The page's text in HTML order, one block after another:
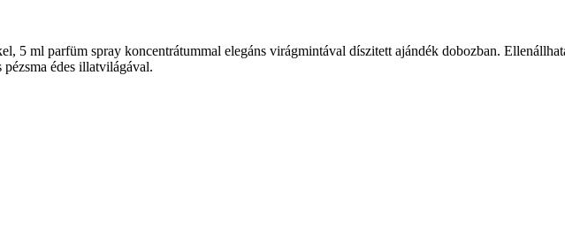
5 ml parfüm spray koncentrátummal elegáns virágmintával díszitett ajándék dobozban.
édes illatvilágával.